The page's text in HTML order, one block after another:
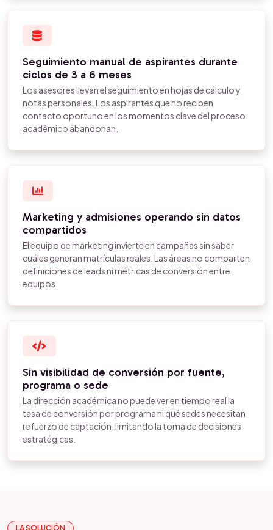
Seguimiento manual de aspirantes durante
ciclos de 3 a 6 meses
Los asesores llevan el seguimiento en hojas de cálculo y
notas personales. Los aspirantes que no reciben
contacto oportuno en los momentos clave del proceso
académico abandonan.
Marketing y admisiones operando sin datos
compartidos
El equipo de marketing invierte en campañas sin saber
cuáles generan matrículas reales. Las áreas no comparten
definiciones de leads ni métricas de conversión entre
equipos.
Sin visibilidad de conversión por fuente,
programa o sede
La dirección académica no puede ver en tiempo real la
tasa de conversión por programa ni qué sedes necesitan
refuerzo de captación, limitando la toma de decisiones
estratégicas.
LA SOLUCIÓN